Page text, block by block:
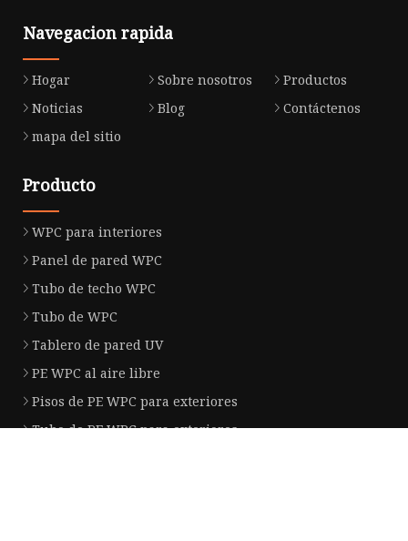
Navegacion rapida
Hogar Sobre nosotros
Productos
Noticias
Blog
Contáctenos
mapa del sitio
Producto
WPC para interiores
Panel de pared WPC
Tubo de techo WPC
Tubo de WPC
Tablero de pared UV
PE WPC al aire libre
Pisos de PE WPC para exteriores
Tubo de PE WPC para exteriores